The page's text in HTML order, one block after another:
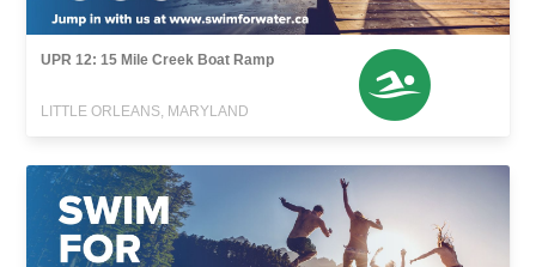
UPR 12: 15 Mile Creek Boat Ramp
LITTLE ORLEANS, MARYLAND